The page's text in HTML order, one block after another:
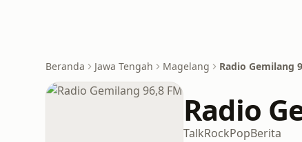
Beranda Jawa Tengah Magelang Radio Gemilang
Radio
TalkRockPopBerita